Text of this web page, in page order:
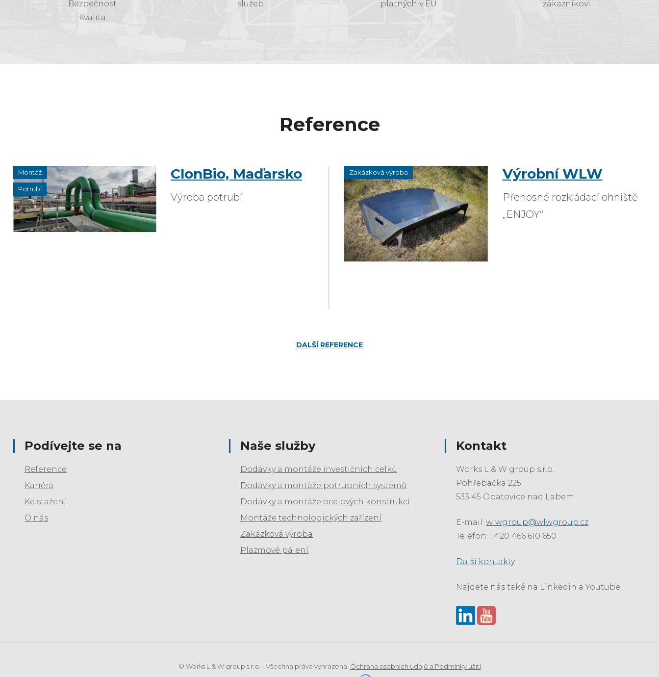
Bezpečnost
Kvalita
služeb
platných v EU
zákazníkovi
Reference
Montáž
Potrubí
ClonBio, Maďarsko
Výroba potrubí
Zakázková výroba Výrobní WLW
Přenosné rozkládací ohniště
„ENJOY“
DALŠÍ REFERENCE
Podívejte se na
Reference
Kariéra
Ke stažení
O nás
Naše služby
Dodávky a montáže investičních celků
Dodávky a montáže potrubních systémů
Dodávky a montáže ocelových konstrukcí
Montáže technologických zařízení
Zakázková výroba
Plazmové pálení
Kontakt
Works L & W group s.r.o.
Pohřebačka 225
533 45 Opatovice nad Labem
E-mail: wlwgroup@wlwgroup.cz
Telefon: +420 466 610 650
Další kontakty
Najdete nás také na Linkedin a Youtube
© Works L & W group s.r.o. - Všechna práva vyhrazena. Ochrana osobních údajů a Podmínky užití